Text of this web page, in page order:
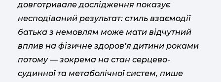
довготривале дослідження показує
несподіваний результат: стиль взаємодії
батька з немовлям може мати відчутний
вплив на фізичне здоров’я дитини роками
потому — зокрема на стан серцево-
судинної та метаболічної систем, пише